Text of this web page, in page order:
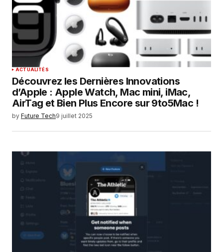
ACTUALITÉS
Découvrez les Dernières Innovations
d’Apple : Apple Watch, Mac mini, iMac,
AirTag et Bien Plus Encore sur 9to5Mac !
by Future Tech9 juillet 2025